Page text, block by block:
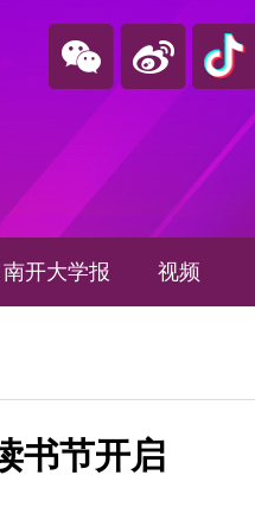
南开大学报 视频
书节开启